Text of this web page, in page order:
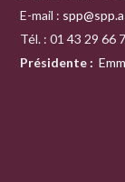
E-mail :
Tél. : 01 43 29 66
Présidente :